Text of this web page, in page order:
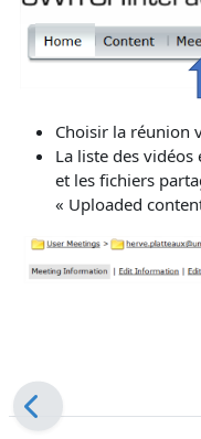
Choisir la réunion
La liste des vidéos
et les fichiers
« Uploaded